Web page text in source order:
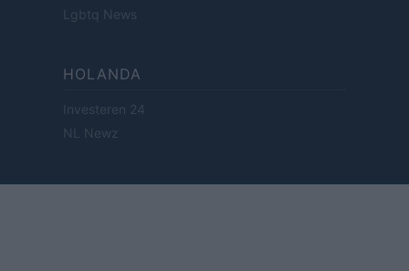
Lgbtq News
HOLANDA
Investeren 24
NL Newz